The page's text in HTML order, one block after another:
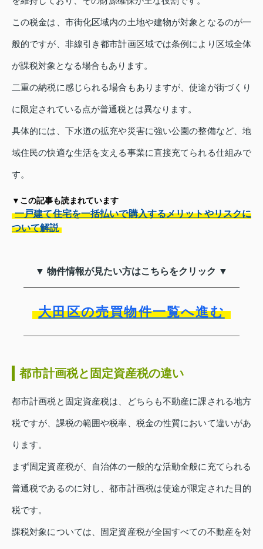
この税金は、市街化区域内の土地や建物が対象となるのが一
般的ですが、非線引き都市計画区域では条例により区域全体
が課税対象となる場合もあります。
二重の納税に感じられる場合もありますが、使途が街づくり
に限定されている点が普通税とは異なります。
具体的には、下水道の拡充や災害に強い公園の整備など、地
域住民の快適な生活を支える事業に直接充てられる仕組みで
す。
▼この記事も読まれています
一戸建て住宅を一括払いで購入するメリットやリスクに
ついて解説
▼ 物件情報が見たい方はこちらをクリック ▼
大田区の売買物件一覧へ進む
都市計画税と固定資産税の違い
都市計画税と固定資産税は、どちらも不動産に課される地方
税ですが、課税の範囲や税率、税金の性質において違いがあ
ります。
まず固定資産税が、自治体の一般的な活動全般に充てられる
普通税であるのに対し、都市計画税は使途が限定された目的
税です。
課税対象については、固定資産税が全国すべての不動産を対